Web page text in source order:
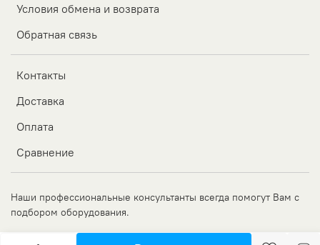
Условия обмена и возврата
Обратная связь
Контакты
Доставка
Оплата
Сравнение
Наши профессиональные консультанты всегда помогут Вам с
подбором оборудования.